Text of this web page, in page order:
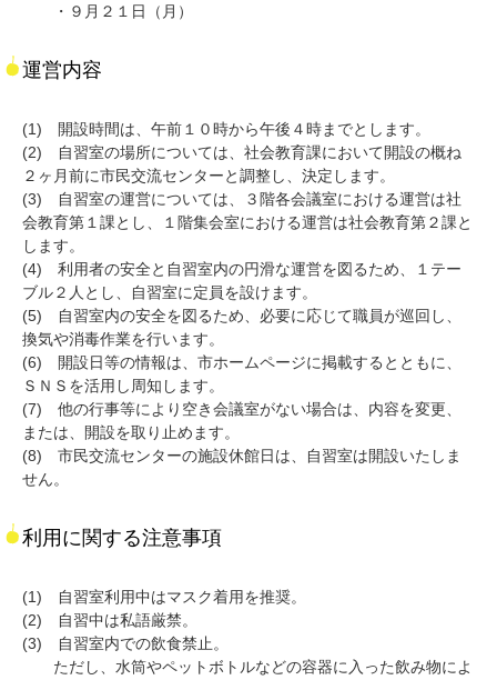
・９月２１日（月）
運営内容
(1) 開設時間は、午前１０時から午後４時までとします。
(2) 自習室の場所については、社会教育課において開設の概ね
２ヶ月前に市民交流センターと調整し、決定します。
(3) 自習室の運営については、３階各会議室における運営は社
会教育第１課とし、１階集会室における運営は社会教育第２課と
します。
(4) 利用者の安全と自習室内の円滑な運営を図るため、１テー
ブル２人とし、自習室に定員を設けます。
(5) 自習室内の安全を図るため、必要に応じて職員が巡回し、
換気や消毒作業を行います。
(6) 開設日等の情報は、市ホームページに掲載するとともに、
ＳＮＳを活用し周知します。
(7) 他の行事等により空き会議室がない場合は、内容を変更、
または、開設を取り止めます。
(8) 市民交流センターの施設休館日は、自習室は開設いたしま
せん。
利用に関する注意事項
(1) 自習室利用中はマスク着用を推奨。
(2) 自習中は私語厳禁。
(3) 自習室内での飲食禁止。
ただし、水筒やペットボトルなどの容器に入った飲み物によ